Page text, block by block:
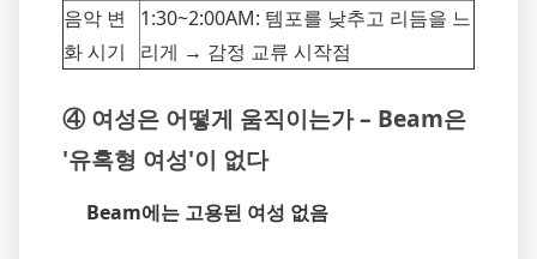
음악 변
화 시기
1:30~2:00AM: 템포를 낮추고 리듬을 느
리게 → 감정 교류 시작점
④ 여성은 어떻게 움직이는가 – Beam은
'유혹형 여성'이 없다
Beam에는 고용된 여성 없음